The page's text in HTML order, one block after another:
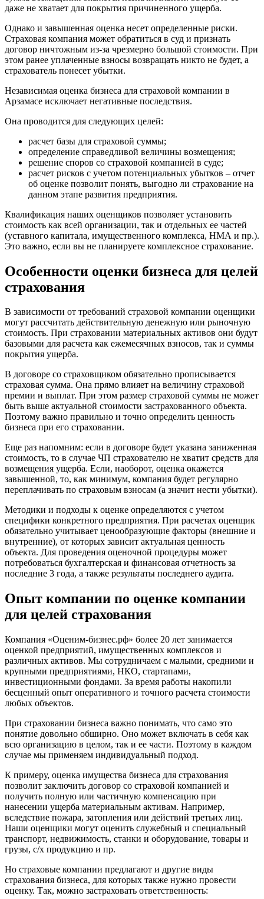
даже не хватает для покрытия причиненного ущерба.
Однако и завышенная оценка несет определенные риски.
Страховая компания может обратиться в суд и признать
договор ничтожным из-за чрезмерно большой стоимости. При
этом ранее уплаченные взносы возвращать никто не будет, а
страхователь понесет убытки.
Независимая оценка бизнеса для страховой компании в
Арзамасе исключает негативные последствия.
Она проводится для следующих целей:
расчет базы для страховой суммы;
определение справедливой величины возмещения;
решение споров со страховой компанией в суде;
расчет рисков с учетом потенциальных убытков – отчет
об оценке позволит понять, выгодно ли страхование на
данном этапе развития предприятия.
Квалификация наших оценщиков позволяет установить
стоимость как всей организации, так и отдельных ее частей
(уставного капитала, имущественного комплекса, НМА и пр.).
Это важно, если вы не планируете комплексное страхование.
Особенности оценки бизнеса для целей
страхования
В зависимости от требований страховой компании оценщики
могут рассчитать действительную денежную или рыночную
стоимость. При страховании материальных активов они будут
базовыми для расчета как ежемесячных взносов, так и суммы
покрытия ущерба.
В договоре со страховщиком обязательно прописывается
страховая сумма. Она прямо влияет на величину страховой
премии и выплат. При этом размер страховой суммы не может
быть выше актуальной стоимости застрахованного объекта.
Поэтому важно правильно и точно определить ценность
бизнеса при его страховании.
Еще раз напомним: если в договоре будет указана заниженная
стоимость, то в случае ЧП страхователю не хватит средств для
возмещения ущерба. Если, наоборот, оценка окажется
завышенной, то, как минимум, компания будет регулярно
переплачивать по страховым взносам (а значит нести убытки).
Методики и подходы к оценке определяются с учетом
специфики конкретного предприятия. При расчетах оценщик
обязательно учитывает ценообразующие факторы (внешние и
внутренние), от которых зависит актуальная ценность
объекта. Для проведения оценочной процедуры может
потребоваться бухгалтерская и финансовая отчетность за
последние 3 года, а также результаты последнего аудита.
Опыт компании по оценке компании
для целей страхования
Компания «Оценим-бизнес.рф» более 20 лет занимается
оценкой предприятий, имущественных комплексов и
различных активов. Мы сотрудничаем с малыми, средними и
крупными предприятиями, НКО, стартапами,
инвестиционными фондами. За время работы накопили
бесценный опыт оперативного и точного расчета стоимости
любых объектов.
При страховании бизнеса важно понимать, что само это
понятие довольно обширно. Оно может включать в себя как
всю организацию в целом, так и ее части. Поэтому в каждом
случае мы применяем индивидуальный подход.
К примеру, оценка имущества бизнеса для страхования
позволит заключить договор со страховой компанией и
получить полную или частичную компенсацию при
нанесении ущерба материальным активам. Например,
вследствие пожара, затопления или действий третьих лиц.
Наши оценщики могут оценить служебный и специальный
транспорт, недвижимость, станки и оборудование, товары и
грузы, с/х продукцию и пр.
Но страховые компании предлагают и другие виды
страхования бизнеса, для которых также нужно провести
оценку. Так, можно застраховать ответственность:
Брянск
Бугульма
Бугуруслан
Бузулук
Буй
Бутурлиновка
Валдай
Валуйки
Великий Новгород
Великий Устюг
Вельск
Верещагино
Верхняя Пышма
Верхняя Салда
Видное
Владикавказ
Владимир
Волгоград
Волгодонск
Волжск
Волжский
Вологда
Волосово
Волхов
Вольск
Воркута
Воронеж
Воскресенск
Воткинск
Всеволожск
Выборг
Вязники
Вязьма
Вятские Поляны
Гай
Гатчина
Георгиевск
Горно-Алтайск
Городец
Горячий Ключ
Грозный
Губаха
Губкин
Губкинский
Гуково
Гулькевичи
Гусев
Гусь-Хрустальный
Дедовск
Дербент
Джанкой
Дзержинск
Дзержинский
Димитровград
Дмитров
Долгопрудный
Домодедово
Донецк